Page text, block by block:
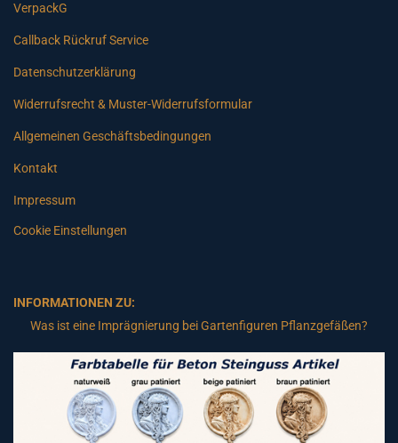
VerpackG
Callback Rückruf Service
Datenschutzerklärung
Widerrufsrecht & Muster-Widerrufsformular
Allgemeinen Geschäftsbedingungen
Kontakt
Impressum
Cookie Einstellungen
INFORMATIONEN ZU:
Was ist eine Imprägnierung bei Gartenfiguren Pflanzgefäßen?